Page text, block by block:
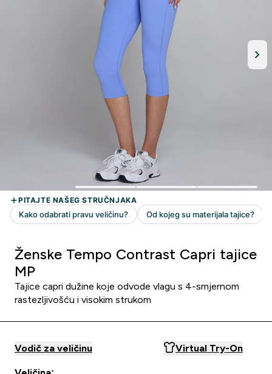
Ženske Tempo Contrast Capri tajice
MP
Tajice capri dužine koje odvode vlagu s 4-smjernom
rastezljivošću i visokim strukom
Vodič za veličinu Virtual Try-On